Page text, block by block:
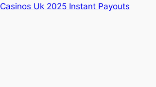
Casinos Uk 2025 Instant Payouts